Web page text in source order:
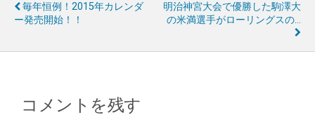
毎年恒例！2015年カレンダ
ー発売開始！！
明治神宮大会で優勝した駒澤大
の米満選手がローリングスの…
コメントを残す